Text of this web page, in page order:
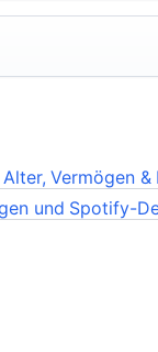
Vermögen &
und Spotify-